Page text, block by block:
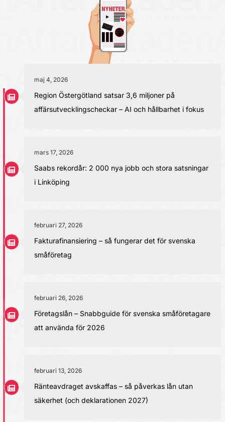
maj 4, 2026
Region Östergötland satsar 3,6 miljoner på
affärsutvecklingscheckar – AI och hållbarhet i fokus
mars 17, 2026
Saabs rekordår: 2 000 nya jobb och stora satsningar
i Linköping
februari 27, 2026
Fakturafinansiering – så fungerar det för svenska
småföretag
februari 26, 2026
Företagslån – Snabbguide för svenska småföretagare
att använda för 2026
februari 13, 2026
Ränteavdraget avskaffas – så påverkas lån utan
säkerhet (och deklarationen 2027)